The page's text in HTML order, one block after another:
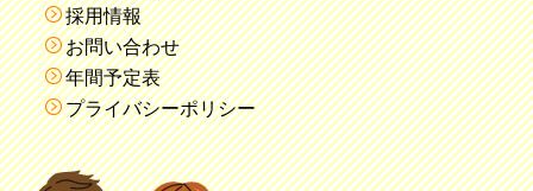
採用情報
お問い合わせ
年間予定表
プライバシーポリシー